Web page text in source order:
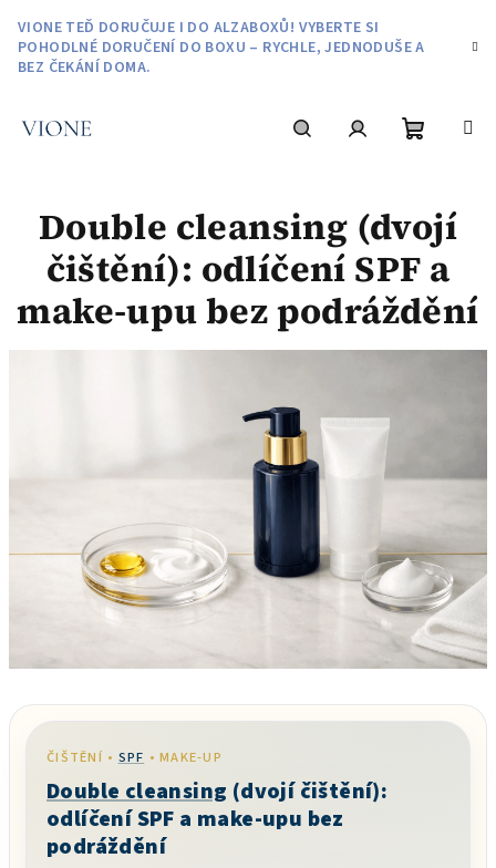
obsah
VIONE TEĎ DORUČUJE I DO ALZABOXŮ! VYBERTE SI
POHODLNÉ DORUČENÍ DO BOXU – RYCHLE, JEDNODUŠE A
BEZ ČEKÁNÍ DOMA.
košík
Double cleansing (dvojí
čištění): odlíčení SPF a
make-upu bez podráždění
ČIŠTĚNÍ • SPF • MAKE-UP
Double cleansing (dvojí čištění):
odlíčení SPF a make-upu bez
podráždění